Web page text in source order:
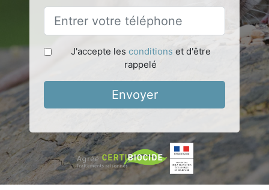
J'accepte les conditions et d'être
rappelé
Envoyer